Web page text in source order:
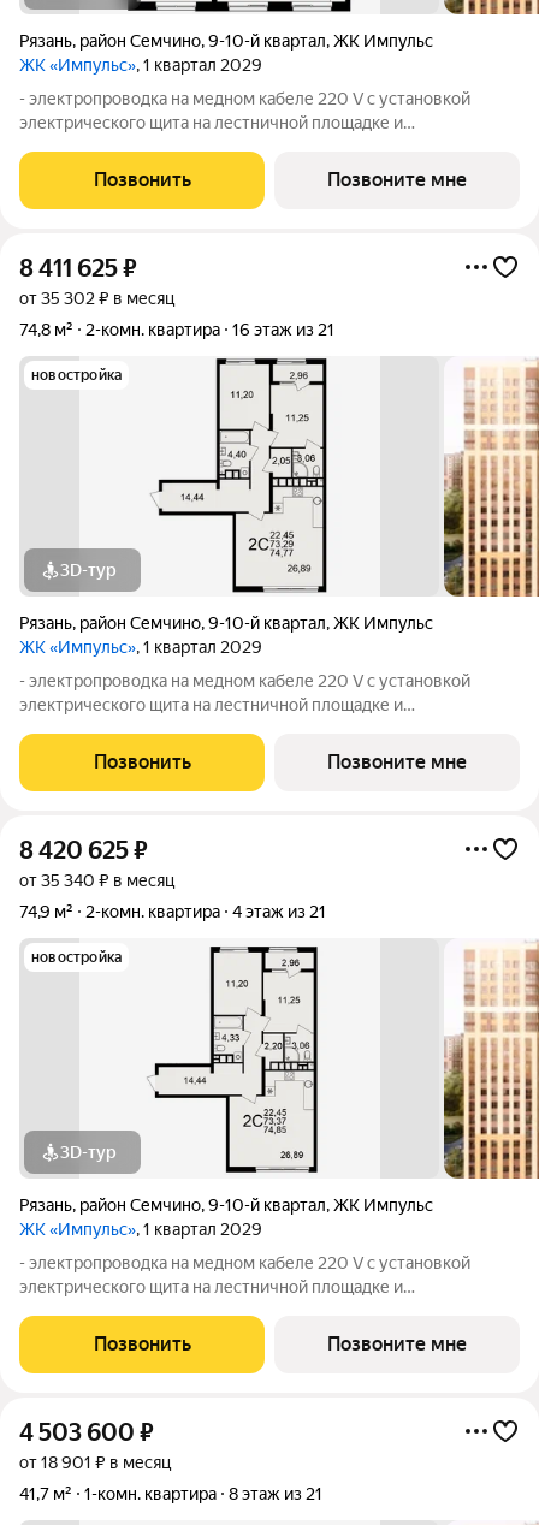
Рязань, район Семчино,9-10-й квартал,ЖК Импульс
ЖК «Импульс», 1 квартал 2029
- электропроводка на медном кабеле 220 V с установкой
электрического щита на лестничной площадке и
стен, кроме стен лоджий, откосов дверных и оконных
проемов, ниш прохождения стояков
Позвонить Позвоните мне
8 411 625₽
от 35 302 ₽ в месяц
74,8 м²
2-комн. квартира 16 этаж из 21
новостройка
3D-тур
Рязань, район Семчино,9-10-й квартал,ЖК Импульс
ЖК «Импульс», 1 квартал 2029
- электропроводка на медном кабеле 220 V с установкой
электрического щита на лестничной площадке и
стен, кроме стен лоджий, откосов дверных и оконных
проемов, ниш прохождения стояков
Позвонить Позвоните мне
8 420 625₽
от 35 340 ₽ в месяц
74,9 м²
2-комн. квартира 4 этаж из 21
новостройка
3D-тур
Рязань, район Семчино,9-10-й квартал,ЖК Импульс
ЖК «Импульс», 1 квартал 2029
- электропроводка на медном кабеле 220 V с установкой
электрического щита на лестничной площадке и
стен, кроме стен лоджий, откосов дверных и оконных
проемов, ниш прохождения стояков
Позвонить Позвоните мне
4 503 600 ₽
от 18 901 ₽ в месяц
41,7 м²
1-комн. квартира 8 этаж из 21